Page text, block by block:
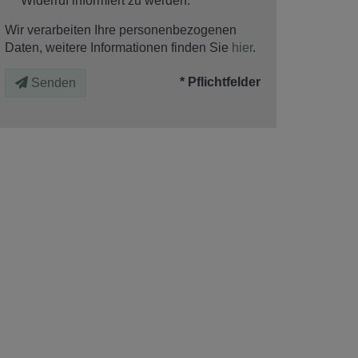
Wir verarbeiten Ihre personenbezogenen
Daten, weitere Informationen finden Sie hier.
Senden * Pflichtfelder